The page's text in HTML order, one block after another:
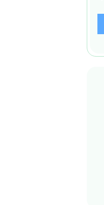
3. 开发出
基于以上发
示抗CD7
特异性地转
疫系统的人
到高水平且
4. 体内生
最后，研究
效果。他
对照载体的